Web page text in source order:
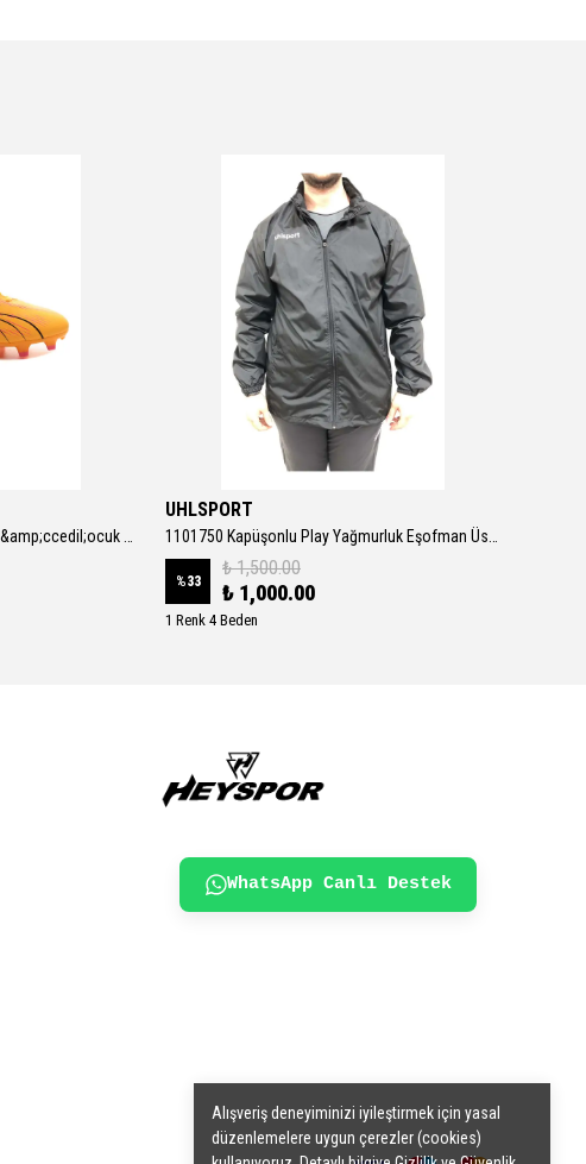
Alışveriş deneyiminizi iyileştirmek için yasal
düzenlemelere uygun çerezler (cookies)
UHLSPORT
%33
₺ 1,500.00
₺ 1,000.00
1 Renk 4 Beden
WhatsApp Canlı Destek